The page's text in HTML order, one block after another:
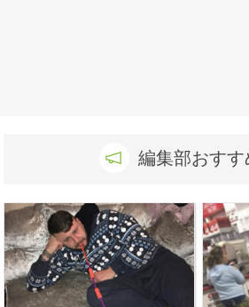
編集部おすす